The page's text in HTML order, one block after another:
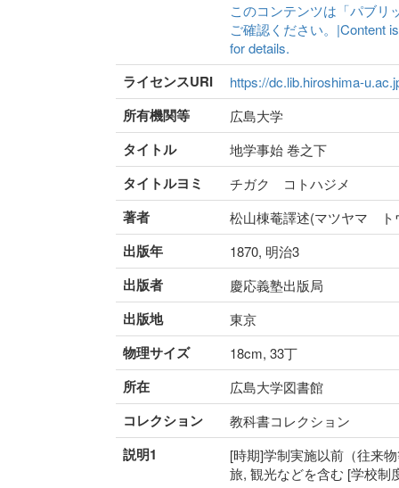
このコンテンツは「パブリ
ご確認ください。|Content
for details.
ライセンスURI https://dc.lib.hiroshima-
所有機関等 広島大学
タイトル 地学事始 巻之下
タイトルヨミ チガク コトハジメ
著者 松山棟菴譯述(マツヤマ ト
出版年 1870, 明治3
出版者 慶応義塾出版局
出版地 東京
物理サイズ 18cm, 33丁
所在 広島大学図書館
コレクション 教科書コレクション
説明1
[時期]学制実施以前（往来
旅, 観光などを含む [学校制